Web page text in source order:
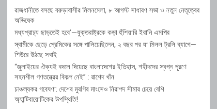
রাজধানীতে বসছে বরুড়াবাসীর মিলনমেলা, ৮ আগস্ট সাধারণ সভা ও নতুন নেতৃত্বের
অভিষেক
মধ্যপ্রাচ্য ছাড়তেই হবে’—যুক্তরাষ্ট্রকে কড়া হুঁশিয়ারি ইরানি এমপির
স্বামীকে ছেড়ে প্রেমিকের সঙ্গে পালিয়েছিলেন, ২ বছর পর যা মিলল ট্রলি ব্যাগে—
শিউরে উঠছে সবাই
“জুলাইয়ের ঐক্যই বদলে দিয়েছে বাংলাদেশের ইতিহাস, শহীদদের স্বপ্ন পূরণে
সহনশীল গণতন্ত্রের বিকল্প নেই” : রাশেদ খাঁন
চাঞ্চল্যকর গবেষণা: দেশের মুরগির মাংসেও নিরাপদ সীমার চেয়ে বেশি
অ্যান্টিবায়োটিকের উপস্থিতি!